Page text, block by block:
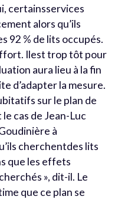
certainsservices
alors qu’ils
92 % de lits occupés.
Ilest trop tôt pour
aura lieu à la fin
d’adapter la mesure.
sur le plan de
cas de Jean-Luc
à
cherchentdes lits
que les effets
», dit-il. Le
que ce plan se